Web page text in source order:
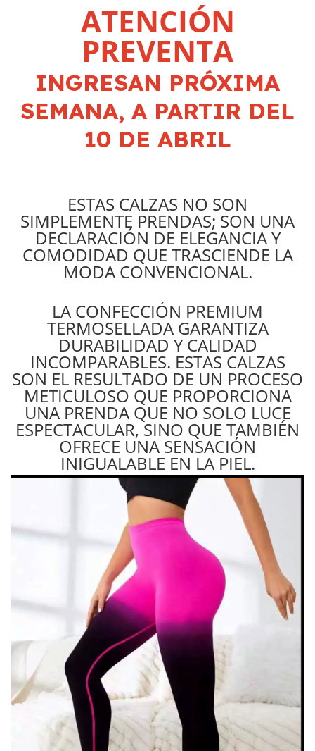
ATENCIÓN
PREVENTA
INGRESAN PRÓXIMA
SEMANA, A PARTIR DEL
10 DE ABRIL
ESTAS CALZAS NO SON
SIMPLEMENTE PRENDAS; SON UNA
DECLARACIÓN DE ELEGANCIA Y
COMODIDAD QUE TRASCIENDE LA
MODA CONVENCIONAL.
LA CONFECCIÓN PREMIUM
TERMOSELLADA GARANTIZA
DURABILIDAD Y CALIDAD
INCOMPARABLES. ESTAS CALZAS
SON EL RESULTADO DE UN PROCESO
METICULOSO QUE PROPORCIONA
UNA PRENDA QUE NO SOLO LUCE
ESPECTACULAR, SINO QUE TAMBIÉN
OFRECE UNA SENSACIÓN
INIGUALABLE EN LA PIEL.